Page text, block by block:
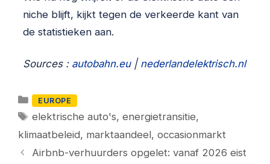
niche blijft, kijkt tegen de verkeerde kant van
de statistieken aan.
Sources : autobahn.eu| nederlandelektrisch.nl
Categorieën
EUROPE
Tags
elektrische auto's,energietransitie,
klimaatbeleid, marktaandeel, occasionmarkt
Airbnb-verhuurders opgelet: vanaf 2026 eist